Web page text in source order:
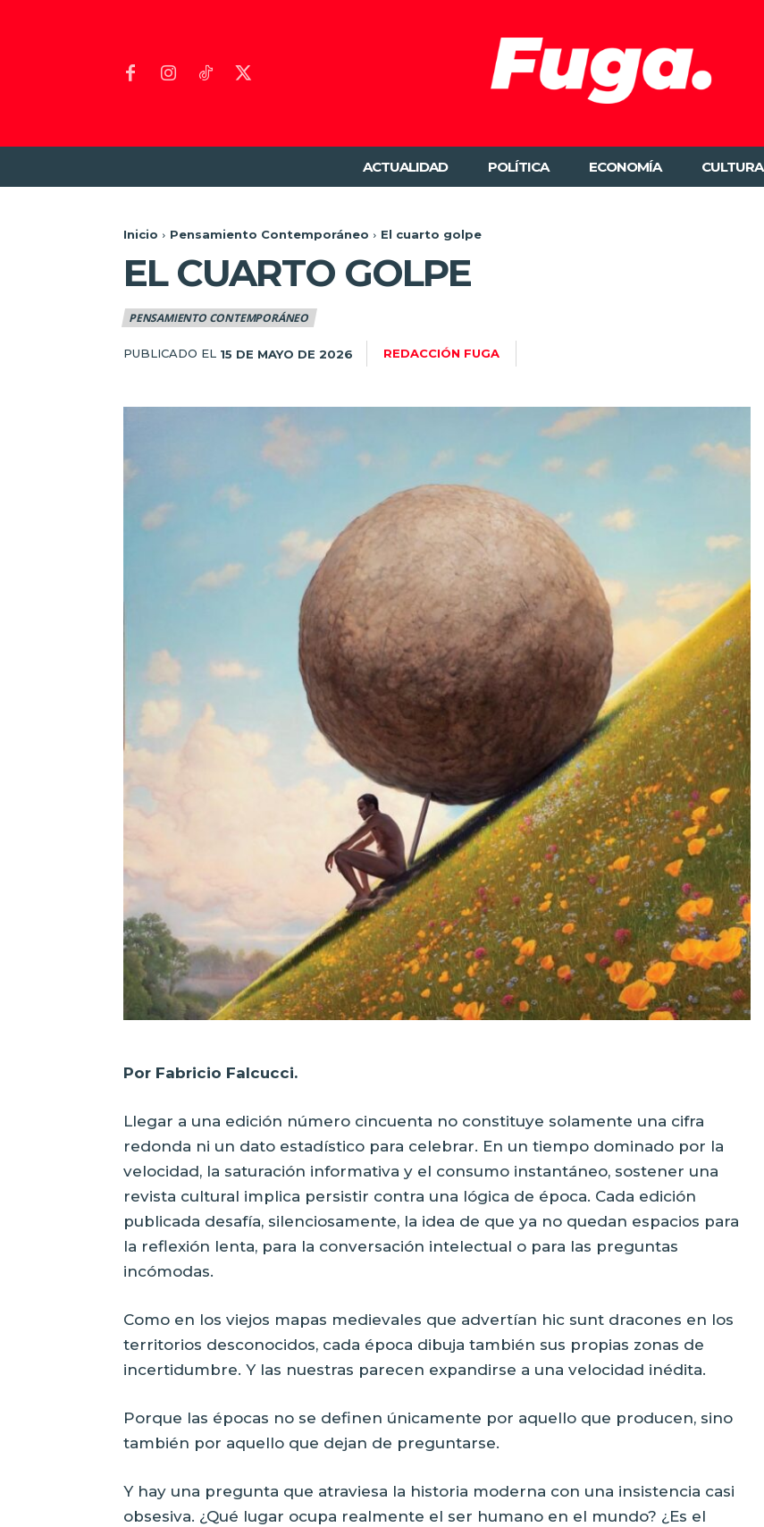
ACTUALIDAD POLÍTICA ECONOMÍA CULTURA
Inicio Pensamiento Contemporáneo El cuarto golpe
EL CUARTO GOLPE
PENSAMIENTO CONTEMPORÁNEO
PUBLICADO EL 15 DE MAYO DE 2026 REDACCIÓN FUGA
Por Fabricio Falcucci.
Llegar a una edición número cincuenta no constituye solamente una cifra
redonda ni un dato estadístico para celebrar. En un tiempo dominado por la
velocidad, la saturación informativa y el consumo instantáneo, sostener una
revista cultural implica persistir contra una lógica de época. Cada edición
publicada desafía, silenciosamente, la idea de que ya no quedan espacios para
la reflexión lenta, para la conversación intelectual o para las preguntas
incómodas.
Como en los viejos mapas medievales que advertían hic sunt dracones en los
territorios desconocidos, cada época dibuja también sus propias zonas de
incertidumbre. Y las nuestras parecen expandirse a una velocidad inédita.
Porque las épocas no se definen únicamente por aquello que producen, sino
también por aquello que dejan de preguntarse.
Y hay una pregunta que atraviesa la historia moderna con una insistencia casi
obsesiva. ¿Qué lugar ocupa realmente el ser humano en el mundo? ¿Es el